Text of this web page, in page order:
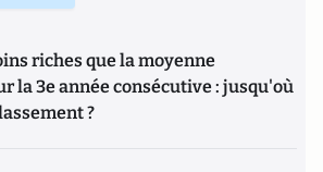
riches que la moyenne
la 3e année consécutive : jusqu'où
?